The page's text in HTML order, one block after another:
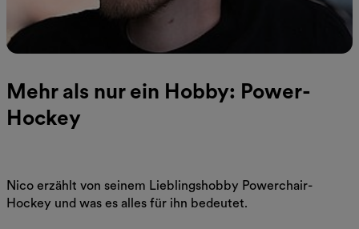
Mehr als nur ein Hobby: Power-
Hockey
Nico erzählt von seinem Lieblingshobby Powerchair-
Hockey und was es alles für ihn bedeutet.